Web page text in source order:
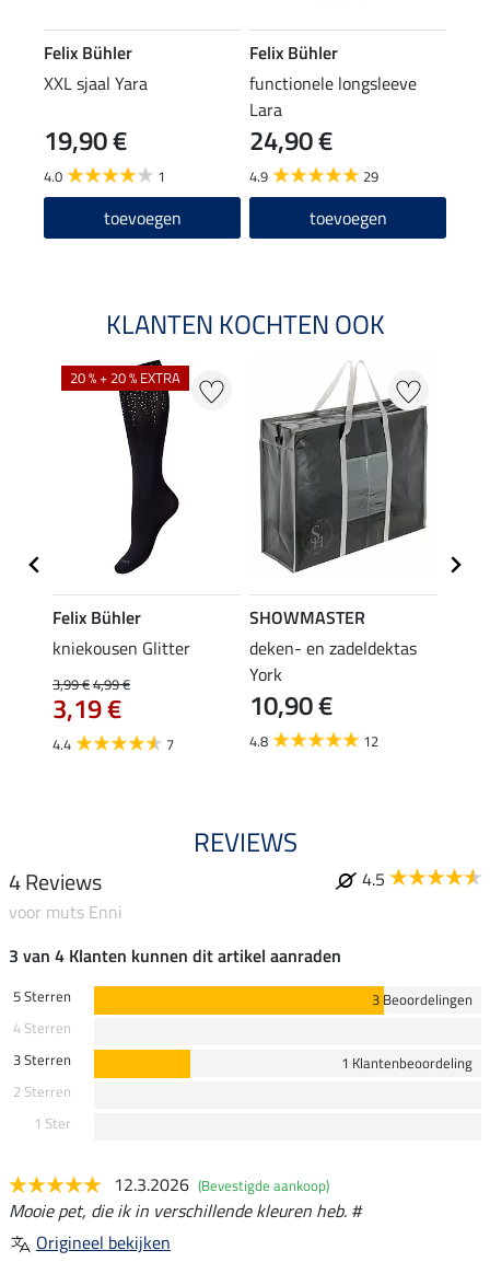
Felix Bühler
XXL sjaal Yara
19,90 €
4.0 1
toevoegen
Felix Bühler
functionele longsleeve
Lara
24,90 €
4.9 29
toevoegen
KLANTEN KOCHTEN OOK
20 % + 20 % EXTRA
Felix Bühler
kniekousen Glitter
3,99 €4,99 €
3,19 €
4.4 7
SHOWMASTER
deken- en zadeldektas
York
10,90 €
4.8 12
REVIEWS
4 Reviews
4.5
voor muts Enni
3 van 4 Klanten kunnen dit artikel aanraden
5 Sterren
3 Beoordelingen
4 Sterren
3 Sterren
1 Klantenbeoordeling
2 Sterren
1 Ster
12.3.2026 (Bevestigde aankoop)
Mooie pet, die ik in verschillende kleuren heb. #
Origineel bekijken